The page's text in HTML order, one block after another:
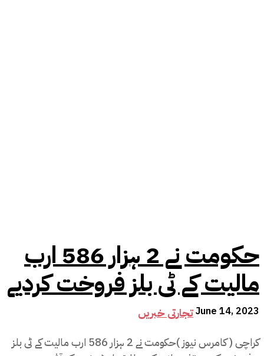
حکومت نے 2 ہزار 586 ارب
مالیت کے ٹی بلز فروخت کردیے
تجارتی خبریںJune 14, 2023
کراچی ( کامرس نیوز )حکومت نے 2 ہزار 586 ارب مالیت کے ٹی بلز